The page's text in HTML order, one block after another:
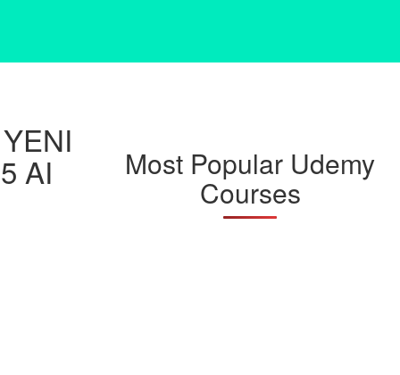
AI Most Popular Udemy
Courses